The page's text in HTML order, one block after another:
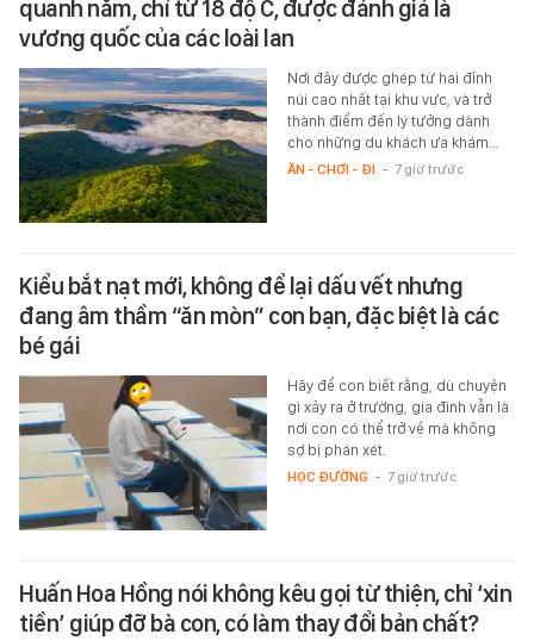
quanh năm, chỉ từ 18 độ C, được đánh giá là
vương quốc của các loài lan
Nơi đây được ghép từ hai đỉnh
núi cao nhất tại khu vực, và trở
thành điểm đến lý tưởng dành
cho những du khách ưa khám…
ĂN - CHƠI - ĐI - 7 giờ trước
Kiểu bắt nạt mới, không để lại dấu vết nhưng
đang âm thầm “ăn mòn” con bạn, đặc biệt là các
bé gái
Hãy để con biết rằng, dù chuyện
gì xảy ra ở trường, gia đình vẫn là
nơi con có thể trở về mà không
sợ bị phán xét.
HỌC ĐƯỜNG - 7 giờ trước
Huấn Hoa Hồng nói không kêu gọi từ thiện, chỉ ‘xin
tiền’ giúp đỡ bà con, có làm thay đổi bản chất?